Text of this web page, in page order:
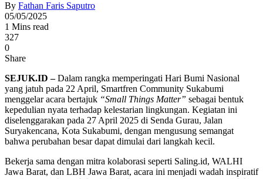
By Fathan Faris Saputro
05/05/2025
1 Mins read
327
0
Share
SEJUK.ID –Dalam rangka memperingati Hari Bumi Nasional
yang jatuh pada 22 April, Smartfren Community Sukabumi
menggelar acara bertajuk “Small Things Matter” sebagai bentuk
kepedulian nyata terhadap kelestarian lingkungan. Kegiatan ini
diselenggarakan pada 27 April 2025 di Senda Gurau, Jalan
Suryakencana, Kota Sukabumi, dengan mengusung semangat
bahwa perubahan besar dapat dimulai dari langkah kecil.
Bekerja sama dengan mitra kolaborasi seperti Saling.id, WALHI
Jawa Barat, dan LBH Jawa Barat, acara ini menjadi wadah inspiratif